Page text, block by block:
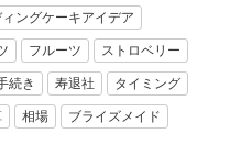
ングケーキアイデア
フルーツ ストロベリー
続き 寿退社 タイミング
相場 ブライズメイド